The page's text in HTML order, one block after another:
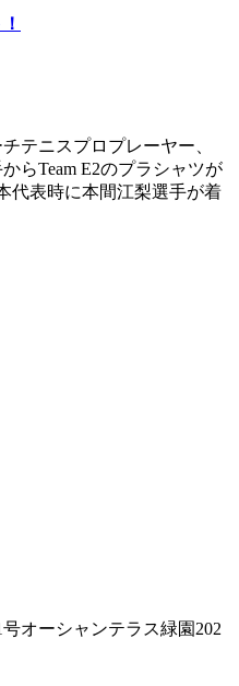
テニスプロプレーヤー、
らTeam E2のプラシャツが
表時に本間江梨選手が着
オーシャンテラス緑園202